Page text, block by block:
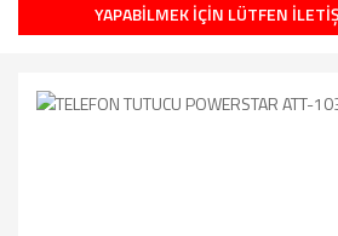
YAPABİLMEK İÇİN LÜTFEN